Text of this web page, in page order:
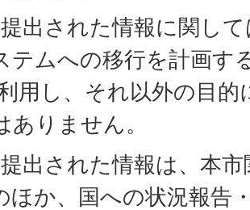
提出された情報に関し
テムへの移行を計画す
用し、それ以外の目的
ありません。
提出された情報は、本
ほか、国への状況報告